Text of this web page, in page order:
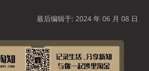
最后编辑于: 2024 年 06 月 08 日